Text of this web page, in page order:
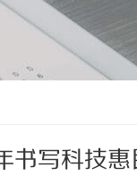
书写科技